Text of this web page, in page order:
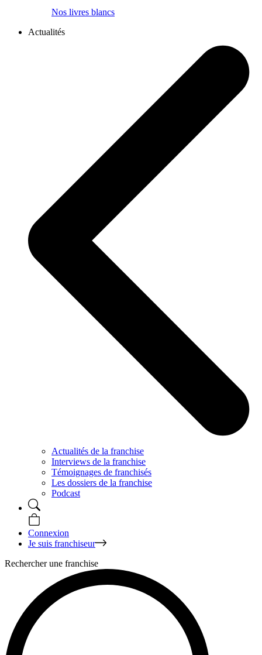
Nos livres blancs
Actualités
Actualités de la franchise
Interviews de la franchise
Témoignages de franchisés
Les dossiers de la franchise
Podcast
Connexion
Je suis franchiseur
Rechercher une franchise